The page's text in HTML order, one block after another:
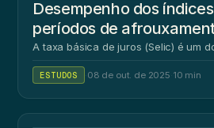
Desempenho dos
períodos de
A taxa básica de juros (Selic) é um
ESTUDOS 08 de out. de 2025 10 min